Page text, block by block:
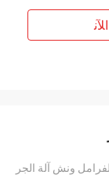
ونش آلة الجر